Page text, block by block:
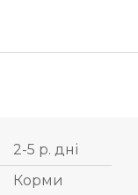
2-5 р. дні
Корми